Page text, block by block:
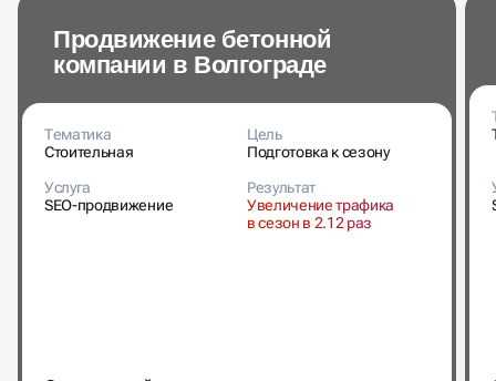
Продвижение бетонной
компании в Волгограде
Тематика
Стоительная
Цель
Подготовка к сезону
Услуга
SEO-продвижение
Результат
Увеличение трафика
в сезон в 2.12 раз